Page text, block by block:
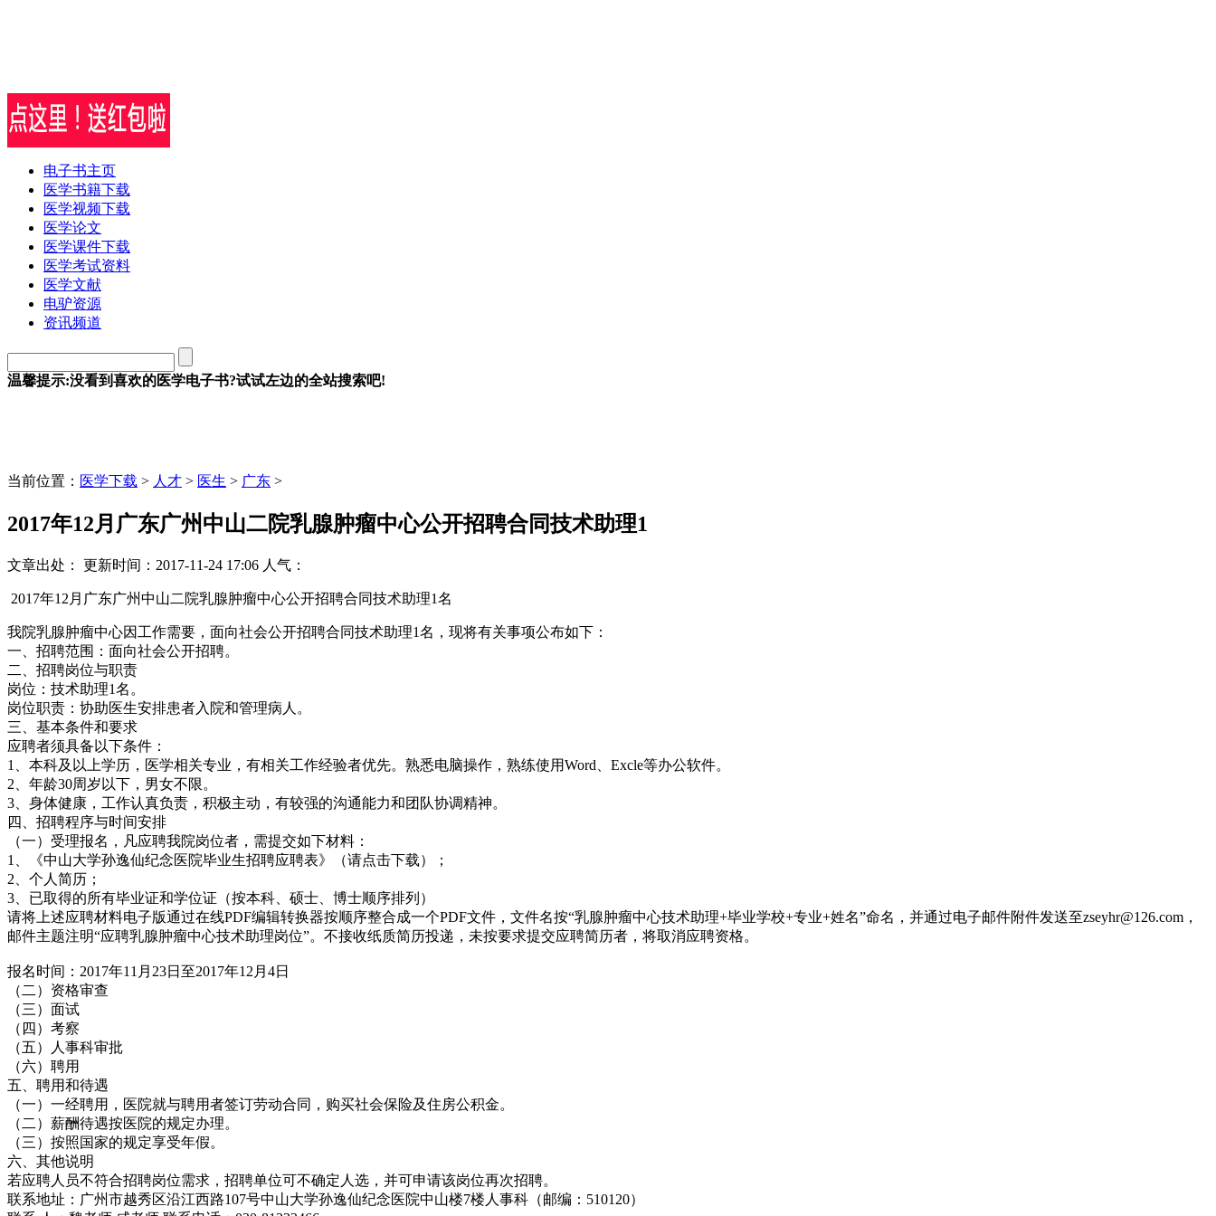
电子书主页
医学书籍下载
医学视频下载
医学论文
医学课件下载
医学考试资料
医学文献
电驴资源
资讯频道
温馨提示:没看到喜欢的医学电子书?试试左边的全站搜索吧!
当前位置： 医学下载 > 人才 > 医生 > 广东 >
2017年12月广东广州中山二院乳腺肿瘤中心公开招聘合同技术助理1
文章出处： 更新时间： 2017-11-24 17:06 人气：
2017年12月广东广州中山二院乳腺肿瘤中心公开招聘合同技术助理1名
我院乳腺肿瘤中心因工作需要，面向社会公开招聘合同技术助理1名，现将有关事项公布如下：
一、招聘范围：面向社会公开招聘。
二、招聘岗位与职责
岗位：技术助理1名。
岗位职责：协助医生安排患者入院和管理病人。
三、基本条件和要求
应聘者须具备以下条件：
1、本科及以上学历，医学相关专业，有相关工作经验者优先。熟悉电脑操作，熟练使用Word、Excle等办公软件。
2、年龄30周岁以下，男女不限。
3、身体健康，工作认真负责，积极主动，有较强的沟通能力和团队协调精神。
四、招聘程序与时间安排
（一）受理报名，凡应聘我院岗位者，需提交如下材料：
1、《中山大学孙逸仙纪念医院毕业生招聘应聘表》（请点击下载）；
2、个人简历；
3、已取得的所有毕业证和学位证（按本科、硕士、博士顺序排列）
请将上述应聘材料电子版通过在线PDF编辑转换器按顺序整合成一个PDF文件，文件名按“乳腺肿瘤中心技术助理+毕业学校+专业+姓名”命名，并通过电子邮件附件发送至zseyhr@126.com，
邮件主题注明“应聘乳腺肿瘤中心技术助理岗位”。不接收纸质简历投递，未按要求提交应聘简历者，将取消应聘资格。
报名时间：2017年11月23日至2017年12月4日
（二）资格审查
（三）面试
（四）考察
（五）人事科审批
（六）聘用
五、聘用和待遇
（一）一经聘用，医院就与聘用者签订劳动合同，购买社会保险及住房公积金。
（二）薪酬待遇按医院的规定办理。
（三）按照国家的规定享受年假。
六、其他说明
若应聘人员不符合招聘岗位需求，招聘单位可不确定人选，并可申请该岗位再次招聘。
联系地址：广州市越秀区沿江西路107号中山大学孙逸仙纪念医院中山楼7楼人事科（邮编：510120）